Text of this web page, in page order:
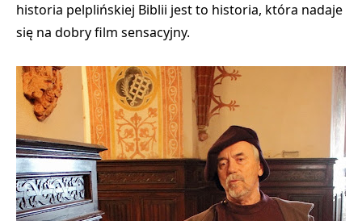
historia pelplińskiej Biblii jest to historia, która nadaje
się na dobry film sensacyjny.